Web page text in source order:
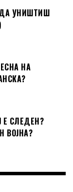
ДА УНИШТИШ
НА
Е СЛЕДЕН?
ВОЈНА?